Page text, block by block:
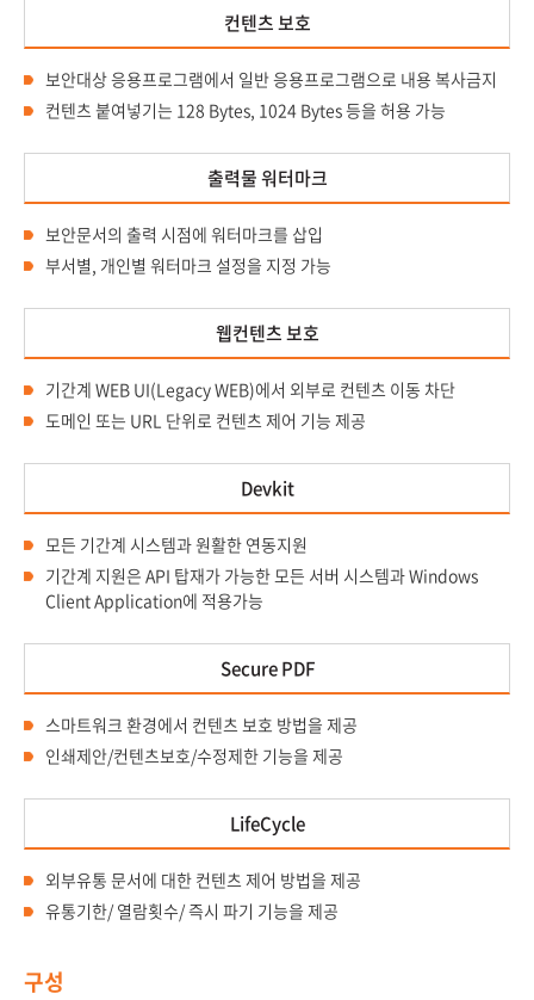
컨텐츠 보호
보안대상 응용프로그램에서 일반 응용프로그램으로 내용 복사금지
컨텐츠 붙여넣기는 128 Bytes, 1024 Bytes 등을 허용 가능
출력물 워터마크
보안문서의 출력 시점에 워터마크를 삽입
부서별, 개인별 워터마크 설정을 지정 가능
웹컨텐츠 보호
기간계 WEB UI(Legacy WEB)에서 외부로 컨텐츠 이동 차단
도메인 또는 URL 단위로 컨텐츠 제어 기능 제공
Devkit
모든 기간계 시스템과 원활한 연동지원
기간계 지원은 API 탑재가 가능한 모든 서버 시스템과 Windows
Client Application에 적용가능
Secure PDF
스마트워크 환경에서 컨텐츠 보호 방법을 제공
인쇄제안/컨텐츠보호/수정제한 기능을 제공
LifeCycle
외부유통 문서에 대한 컨텐츠 제어 방법을 제공
유통기한/ 열람횟수/ 즉시 파기 기능을 제공
구성